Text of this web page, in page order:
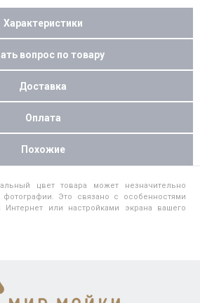
Характеристики
вопрос по товару
Доставка
Оплата
Похожие
цвет товара может незначительно
фотографии. Это связано с особенностями
Интернет или настройками экрана вашего